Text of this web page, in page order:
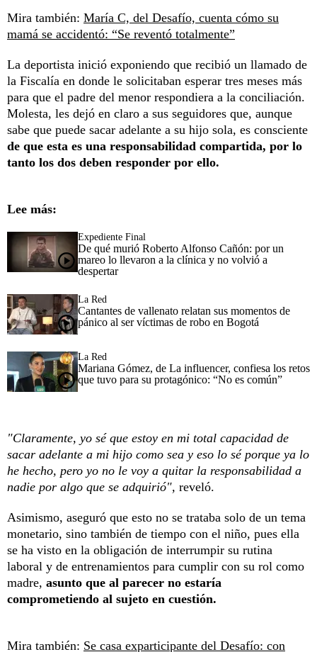
Mira también: María C, del Desafío, cuenta cómo su
mamá se accidentó: “Se reventó totalmente”
La deportista inició exponiendo que recibió un llamado de
la Fiscalía en donde le solicitaban esperar tres meses más
para que el padre del menor respondiera a la conciliación.
Molesta, les dejó en claro a sus seguidores que, aunque
sabe que puede sacar adelante a su hijo sola, es consciente
de que esta es una responsabilidad compartida, por lo
tanto los dos deben responder por ello.
Lee más:
Expediente Final
De qué murió Roberto Alfonso Cañón: por un
mareo lo llevaron a la clínica y no volvió a
despertar
La Red
Cantantes de vallenato relatan sus momentos de
pánico al ser víctimas de robo en Bogotá
La Red
Mariana Gómez, de La influencer, confiesa los retos
que tuvo para su protagónico: “No es común”
"Claramente, yo sé que estoy en mi total capacidad de
sacar adelante a mi hijo como sea y eso lo sé porque ya lo
he hecho, pero yo no le voy a quitar la responsabilidad a
nadie por algo que se adquirió", reveló.
Asimismo, aseguró que esto no se trataba solo de un tema
monetario, sino también de tiempo con el niño, pues ella
se ha visto en la obligación de interrumpir su rutina
laboral y de entrenamientos para cumplir con su rol como
madre, asunto que al parecer no estaría
comprometiendo al sujeto en cuestión.
Mira también: Se casa exparticipante del Desafío: con